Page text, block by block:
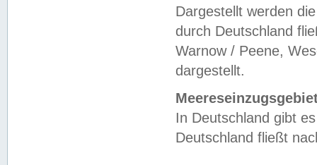
Dargestellt werden
durch Deutschland
Warnow / Peene,
dargestellt.
In Deutschland gibt
Deutschland fließt